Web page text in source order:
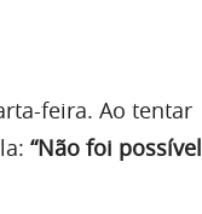
feira. Ao tentar
“Não foi possível